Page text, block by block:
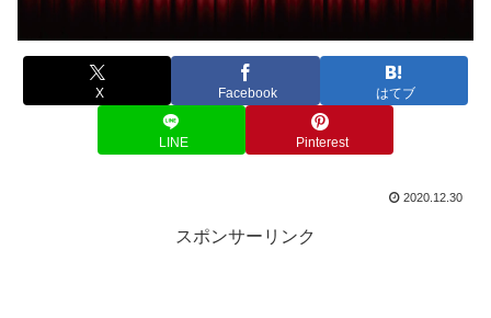
X Facebook はてブ
LINE Pinterest
2020.12.30
スポンサーリンク